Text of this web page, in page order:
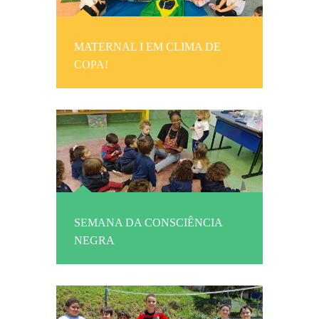
MATERNAL I EM CLIMA DE
COPA!
SEMANA DA CONSCIÊNCIA
NEGRA